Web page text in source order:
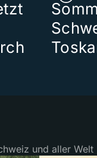
und aller Welt